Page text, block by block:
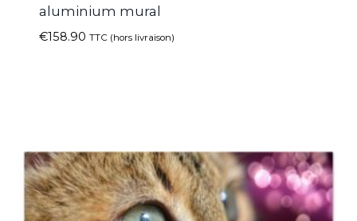
aluminium mural
€158.90 TTC (hors livraison)